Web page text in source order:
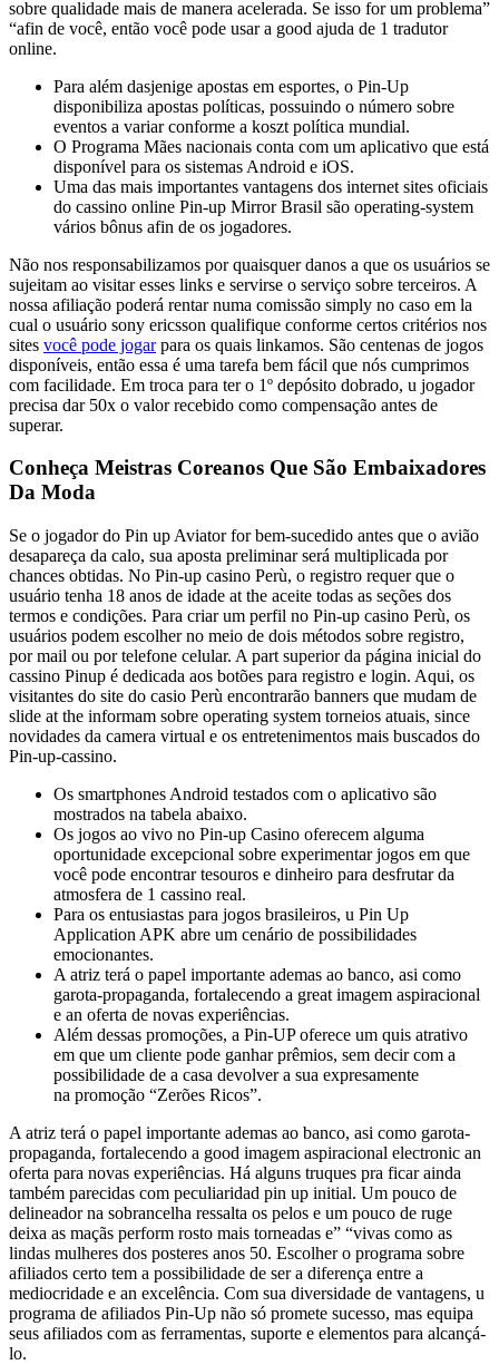
sobre qualidade mais de manera acelerada. Se isso for um problema”
“afin de você, então você pode usar a good ajuda de 1 tradutor
online.
Para além dasjenige apostas em esportes, o Pin-Up
disponibiliza apostas políticas, possuindo o número sobre
eventos a variar conforme a koszt política mundial.
O Programa Mães nacionais conta com um aplicativo que está
disponível para os sistemas Android e iOS.
Uma das mais importantes vantagens dos internet sites oficiais
do cassino online Pin-up Mirror Brasil são operating-system
vários bônus afin de os jogadores.
Não nos responsabilizamos por quaisquer danos a que os usuários se
sujeitam ao visitar esses links e servirse o serviço sobre terceiros. A
nossa afiliação poderá rentar numa comissão simply no caso em la
cual o usuário sony ericsson qualifique conforme certos critérios nos
sites você pode jogarpara os quais linkamos. São centenas de jogos
disponíveis, então essa é uma tarefa bem fácil que nós cumprimos
com facilidade. Em troca para ter o 1º depósito dobrado, u jogador
precisa dar 50x o valor recebido como compensação antes de
superar.
Conheça Meistras Coreanos Que São Embaixadores
Da Moda
Se o jogador do Pin up Aviator for bem-sucedido antes que o avião
desapareça da calo, sua aposta preliminar será multiplicada por
chances obtidas. No Pin-up casino Perù, o registro requer que o
usuário tenha 18 anos de idade at the aceite todas as seções dos
termos e condições. Para criar um perfil no Pin-up casino Perù, os
usuários podem escolher no meio de dois métodos sobre registro,
por mail ou por telefone celular. A part superior da página inicial do
cassino Pinup é dedicada aos botões para registro e login. Aqui, os
visitantes do site do casio Perù encontrarão banners que mudam de
slide at the informam sobre operating system torneios atuais, since
novidades da camera virtual e os entretenimentos mais buscados do
Pin-up-cassino.
Os smartphones Android testados com o aplicativo são
mostrados na tabela abaixo.
Os jogos ao vivo no Pin-up Casino oferecem alguma
oportunidade excepcional sobre experimentar jogos em que
você pode encontrar tesouros e dinheiro para desfrutar da
atmosfera de 1 cassino real.
Para os entusiastas para jogos brasileiros, u Pin Up
Application APK abre um cenário de possibilidades
emocionantes.
A atriz terá o papel importante ademas ao banco, asi como
garota-propaganda, fortalecendo a great imagem aspiracional
e an oferta de novas experiências.
Além dessas promoções, a Pin-UP oferece um quis atrativo
em que um cliente pode ganhar prêmios, sem decir com a
possibilidade de a casa devolver a sua expresamente
na promoção “Zerões Ricos”.
A atriz terá o papel importante ademas ao banco, asi como garota-
propaganda, fortalecendo a good imagem aspiracional electronic an
oferta para novas experiências. Há alguns truques pra ficar ainda
também parecidas com peculiaridad pin up initial. Um pouco de
delineador na sobrancelha ressalta os pelos e um pouco de ruge
deixa as maçãs perform rosto mais torneadas e” “vivas como as
lindas mulheres dos posteres anos 50. Escolher o programa sobre
afiliados certo tem a possibilidade de ser a diferença entre a
mediocridade e an excelência. Com sua diversidade de vantagens, u
programa de afiliados Pin-Up não só promete sucesso, mas equipa
seus afiliados com as ferramentas, suporte e elementos para alcançá-
lo.